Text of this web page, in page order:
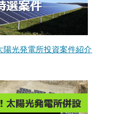
光発電所投資案件紹介